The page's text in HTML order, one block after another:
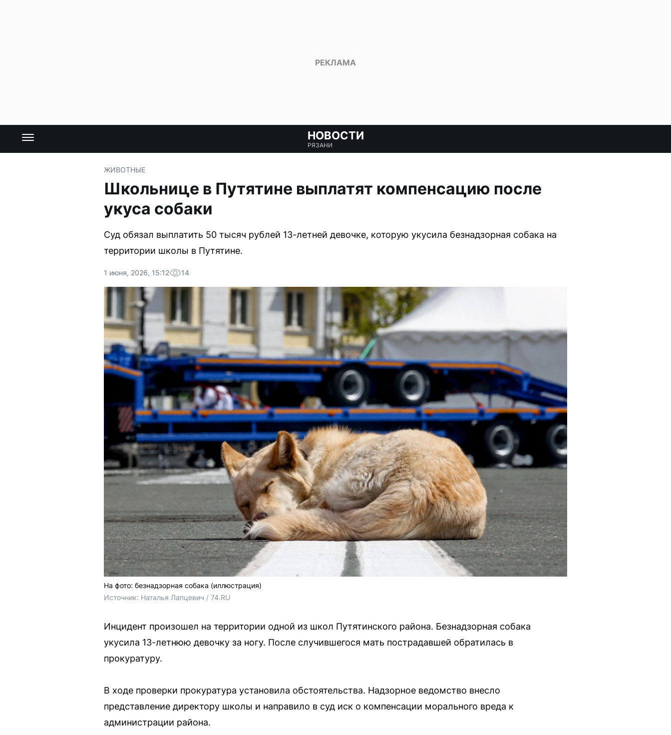
НОВОСТИ
РЯЗАНИ
ЖИВОТНЫЕ
Школьнице в Путятине выплатят компенсацию после
укуса собаки
Суд обязал выплатить 50 тысяч рублей 13-летней девочке, которую укусила безнадзорная собака на
территории школы в Путятине.
1 июня, 2026, 15:12 14
На фото: безнадзорная собака (иллюстрация)
Источник: Наталья Лапцевич / 74.RU
Инцидент произошел на территории одной из школ Путятинского района. Безнадзорная собака
укусила 13-летнюю девочку за ногу. После случившегося мать пострадавшей обратилась в
прокуратуру.
В ходе проверки прокуратура установила обстоятельства. Надзорное ведомство внесло
представление директору школы и направило в суд иск о компенсации морального вреда к
администрации района.